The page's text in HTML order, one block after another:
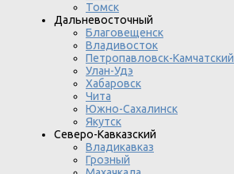
Томск
Дальневосточный
Благовещенск
Владивосток
Петропавловск-Камчатский
Улан-Удэ
Хабаровск
Чита
Южно-Сахалинск
Якутск
Северо-Кавказский
Владикавказ
Грозный